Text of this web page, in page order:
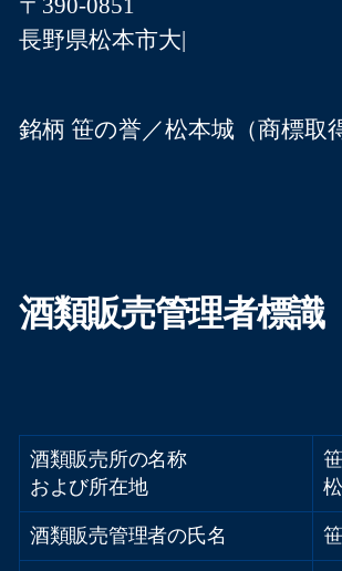
長野県松本市大字島内36
銘柄 笹の誉／松本城（商標取
酒類販売管理者標識
酒類販売所の名称
および所在地
酒類販売管理者の氏名